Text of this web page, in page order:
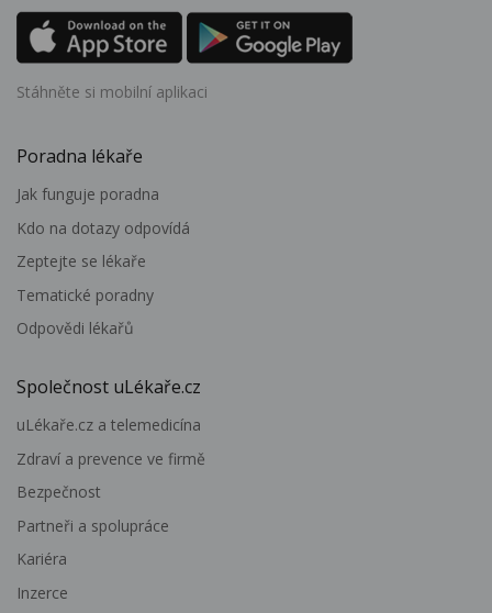
Stáhněte si mobilní aplikaci
Poradna lékaře
Jak funguje poradna
Kdo na dotazy odpovídá
Zeptejte se lékaře
Tematické poradny
Odpovědi lékařů
Společnost uLékaře.cz
uLékaře.cz a telemedicína
Zdraví a prevence ve firmě
Bezpečnost
Partneři a spolupráce
Kariéra
Inzerce